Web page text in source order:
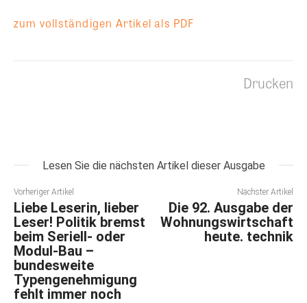
zum vollständigen Artikel als PDF
Drucken
Lesen Sie die nächsten Artikel dieser Ausgabe
Vorheriger Artikel
Liebe Leserin, lieber
Leser! Politik bremst
beim Seriell- oder
Modul-Bau –
bundesweite
Typengenehmigung
fehlt immer noch
Nächster Artikel
Die 92. Ausgabe der
Wohnungswirtschaft
heute. technik